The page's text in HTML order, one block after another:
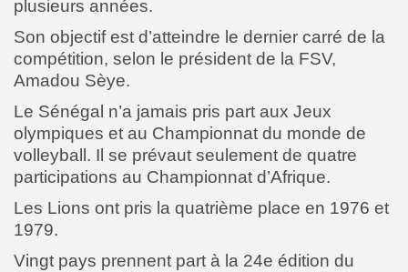
plusieurs années.
Son objectif est d’atteindre le dernier carré de la
compétition, selon le président de la FSV,
Amadou Sèye.
Le Sénégal n’a jamais pris part aux Jeux
olympiques et au Championnat du monde de
volleyball. Il se prévaut seulement de quatre
participations au Championnat d’Afrique.
Les Lions ont pris la quatrième place en 1976 et
1979.
Vingt pays prennent part à la 24e édition du